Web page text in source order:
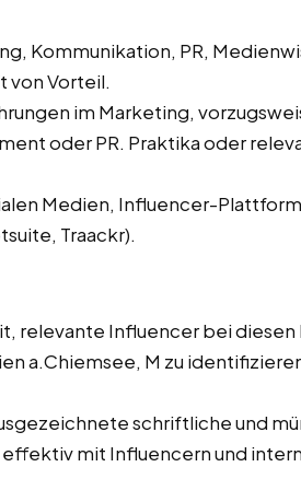
Kommunikation, PR,
von Vorteil.
im Marketing,
oder PR. Praktika oder
Medien, Influencer-
Traackr).
relevante Influencer bei diesen
a.Chiemsee, M zu
schriftliche und
mit Influencern und